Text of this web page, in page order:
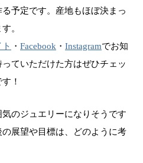
予定です。産地もほぼ決まっ
。
・ Facebook ・ Instagramでお知
ていただけた方はぜひチェッ
！
のジュエリーになりそうです
展望や目標は、どのように考